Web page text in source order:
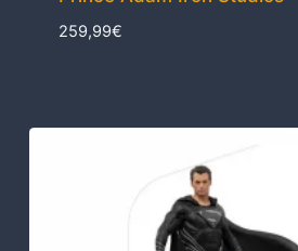
259,99€